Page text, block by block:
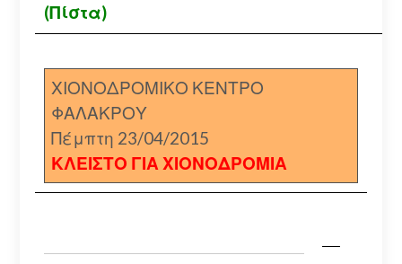
(Πίστα)
ΧΙΟΝΟΔΡΟΜΙΚΟ ΚΕΝΤΡΟ
ΦΑΛΑΚΡΟΥ
Πέμπτη 23/04/2015
ΚΛΕΙΣΤΟ ΓΙΑ ΧΙΟΝΟΔΡΟΜΙΑ